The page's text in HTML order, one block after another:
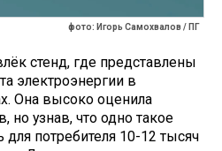
фото: Игорь Самохвалов / ПГ
стенд, где представлены
электроэнергии в
Она высоко оценила
но узнав, что одно такое
для потребителя 10-12 тысяч